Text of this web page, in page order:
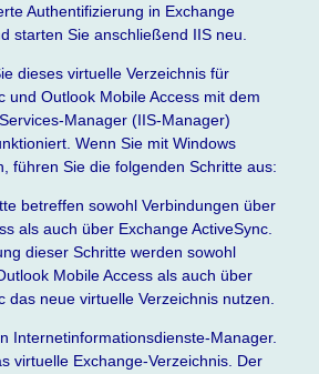
Authentifizierung in Exchange
starten Sie anschließend IIS neu.
dieses virtuelle Verzeichnis für
und Outlook Mobile Access mit dem
Manager (IIS-Manager)
Wenn Sie mit Windows
führen Sie die folgenden Schritte aus:
betreffen sowohl Verbindungen über
als auch über Exchange ActiveSync.
dieser Schritte werden sowohl
Mobile Access als auch über
das neue virtuelle Verzeichnis nutzen.
Internetinformationsdienste-Manager.
virtuelle Exchange-Verzeichnis. Der